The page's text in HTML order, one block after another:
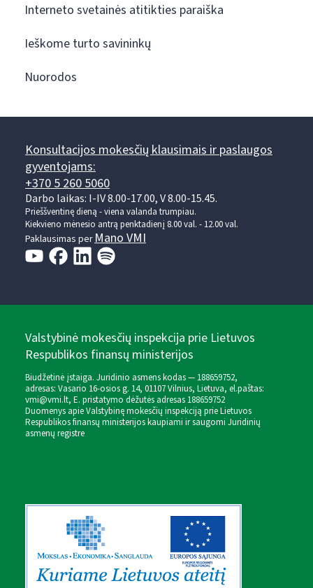
Interneto svetainės atitikties paraiška
Ieškome turto savininkų
Nuorodos
Konsultacijos mokesčių klausimais ir paslaugos
gyventojams:
+370 5 260 5060
Darbo laikas: I-IV 8.00-17.00, V 8.00-15.45.
Prieššventinę dieną - viena valanda trumpiau.
Kiekvieno mėnesio antrą penktadienį 8.00 val. - 12.00 val.
Paklausimas per Mano VMI
Valstybinė mokesčių inspekcija prie Lietuvos
Respublikos finansų ministerijos
Biudžetinė įstaiga. Juridinio asmens kodas — 188659752,
adresas: Vasario 16-osios g. 14, 01107 Vilnius, Lietuva, el.paštas:
vmi@vmi.lt, E. pristatymo dėžutės adresas 188659752
Duomenys apie Valstybinę mokesčių inspekciją prie Lietuvos
Respublikos finansų ministerijos kaupiami ir saugomi Juridinių
asmenų registre